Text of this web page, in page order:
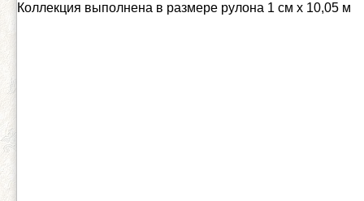
Коллекция выполнена в размере рулона 1 см х 10,05 м